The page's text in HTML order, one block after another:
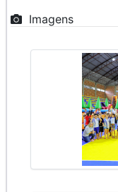
Imagens